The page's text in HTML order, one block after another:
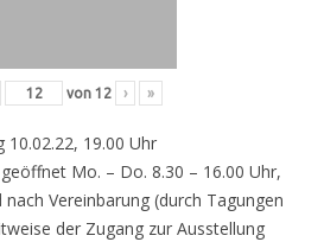
von 12 › »
10.02.22, 19.00 Uhr
Mo. – Do. 8.30 – 16.00 Uhr,
nach Vereinbarung (durch Tagungen
der Zugang zur Ausstellung